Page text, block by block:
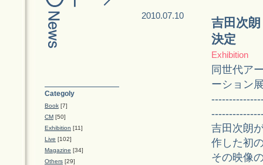
Categoly
Book [7]
CM [50]
Exhibition [11]
Live [102]
Magazine [34]
Others [29]
2010.07.10
吉田次
決定
Exhibition
同世代ア
ーション
吉田次朗
作した初
その映像